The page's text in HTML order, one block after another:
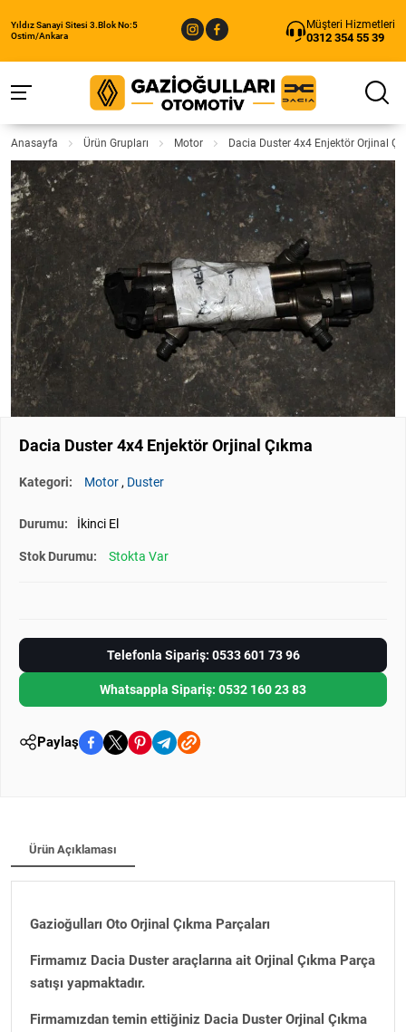
Yıldız Sanayi Sitesi 3.Blok No:5
Ostim/Ankara
Müşteri Hizmetleri
0312 354 55 39
Anasayfa Ürün Grupları Motor Dacia Duster 4x4 Enjektör Orjinal
Dacia Duster 4x4 Enjektör Orjinal Çıkma
Kategori: Motor , Duster
Durumu: İkinci El
Stok Durumu: Stokta Var
Telefonla Sipariş: 0533 601 73 96
Whatsappla Sipariş: 0532 160 23 83
Paylaş
Ürün Açıklaması
Gazioğulları Oto Orjinal Çıkma Parçaları
Firmamız Dacia Duster araçlarına ait Orjinal Çıkma Parça
satışı yapmaktadır.
Firmamızdan temin ettiğiniz Dacia Duster Orjinal Çıkma